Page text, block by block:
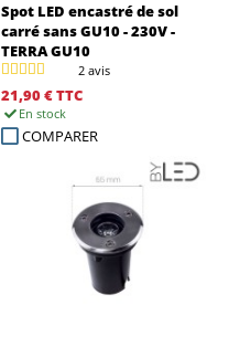
Spot LED encastré de sol
carré sans GU10 - 230V -
TERRA GU10
2 avis
21,90 €TTC
En stock
COMPARER